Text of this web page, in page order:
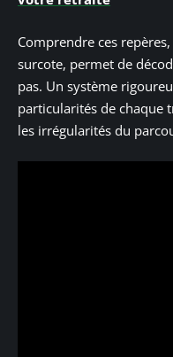
Comprendre ces
surcote, permet de
pas. Un système
particularités de chaque
les irrégularités du